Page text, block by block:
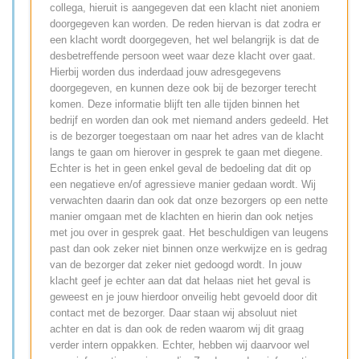
collega, hieruit is aangegeven dat een klacht niet anoniem
doorgegeven kan worden. De reden hiervan is dat zodra er
een klacht wordt doorgegeven, het wel belangrijk is dat de
desbetreffende persoon weet waar deze klacht over gaat.
Hierbij worden dus inderdaad jouw adresgegevens
doorgegeven, en kunnen deze ook bij de bezorger terecht
komen. Deze informatie blijft ten alle tijden binnen het
bedrijf en worden dan ook met niemand anders gedeeld. Het
is de bezorger toegestaan om naar het adres van de klacht
langs te gaan om hierover in gesprek te gaan met diegene.
Echter is het in geen enkel geval de bedoeling dat dit op
een negatieve en/of agressieve manier gedaan wordt. Wij
verwachten daarin dan ook dat onze bezorgers op een nette
manier omgaan met de klachten en hierin dan ook netjes
met jou over in gesprek gaat. Het beschuldigen van leugens
past dan ook zeker niet binnen onze werkwijze en is gedrag
van de bezorger dat zeker niet gedoogd wordt. In jouw
klacht geef je echter aan dat dat helaas niet het geval is
geweest en je jouw hierdoor onveilig hebt gevoeld door dit
contact met de bezorger. Daar staan wij absoluut niet
achter en dat is dan ook de reden waarom wij dit graag
verder intern oppakken. Echter, hebben wij daarvoor wel